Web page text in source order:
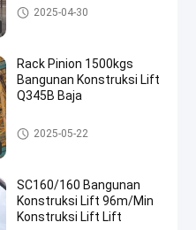
Bangunan Konstruksi Lift
2025-04-30
Rack Pinion 1500kgs
Bangunan Konstruksi Lift
Q345B Baja
Bangunan Konstruksi Lift
2025-05-22
SC160/160 Bangunan
Konstruksi Lift 96m/Min
Konstruksi Lift Lift